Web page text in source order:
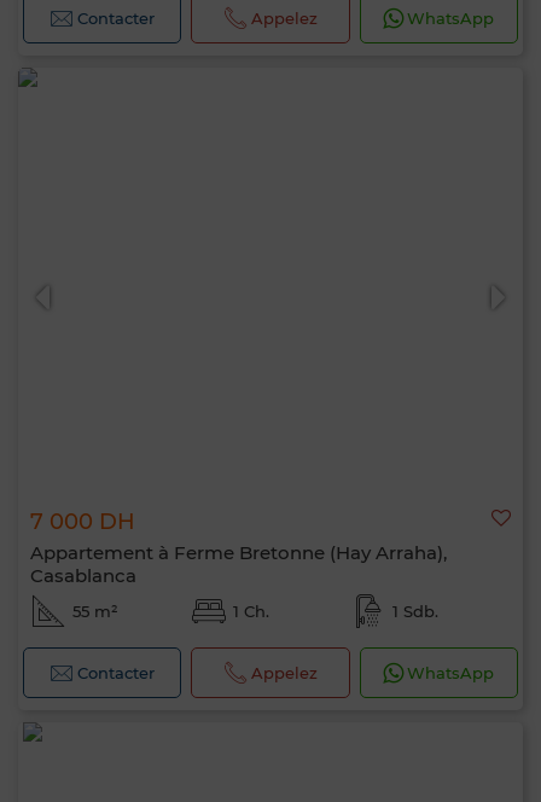
Contacter Appelez WhatsApp
7 000 DH
Appartement à Ferme Bretonne (Hay Arraha),
Casablanca
55 m² 1 Ch. 1 Sdb.
Contacter Appelez WhatsApp